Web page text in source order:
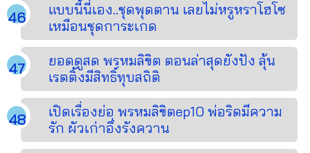
แบบนี้นี่เอง..ชุดพุดตาน เลยไม่หรูหราโฮโซ
เหมือนชุดการะเกด
ยอดดูสด พรหมลิขิต ตอนล่าสุดยังปัง ลุ้น
เรตติ้งมีสิทธิ์ทุบสถิติ
เปิดเรื่องย่อ พรหมลิขิตep10 พ่อริดมีความ
รัก ผัวเก่าอึ่งรังควาน